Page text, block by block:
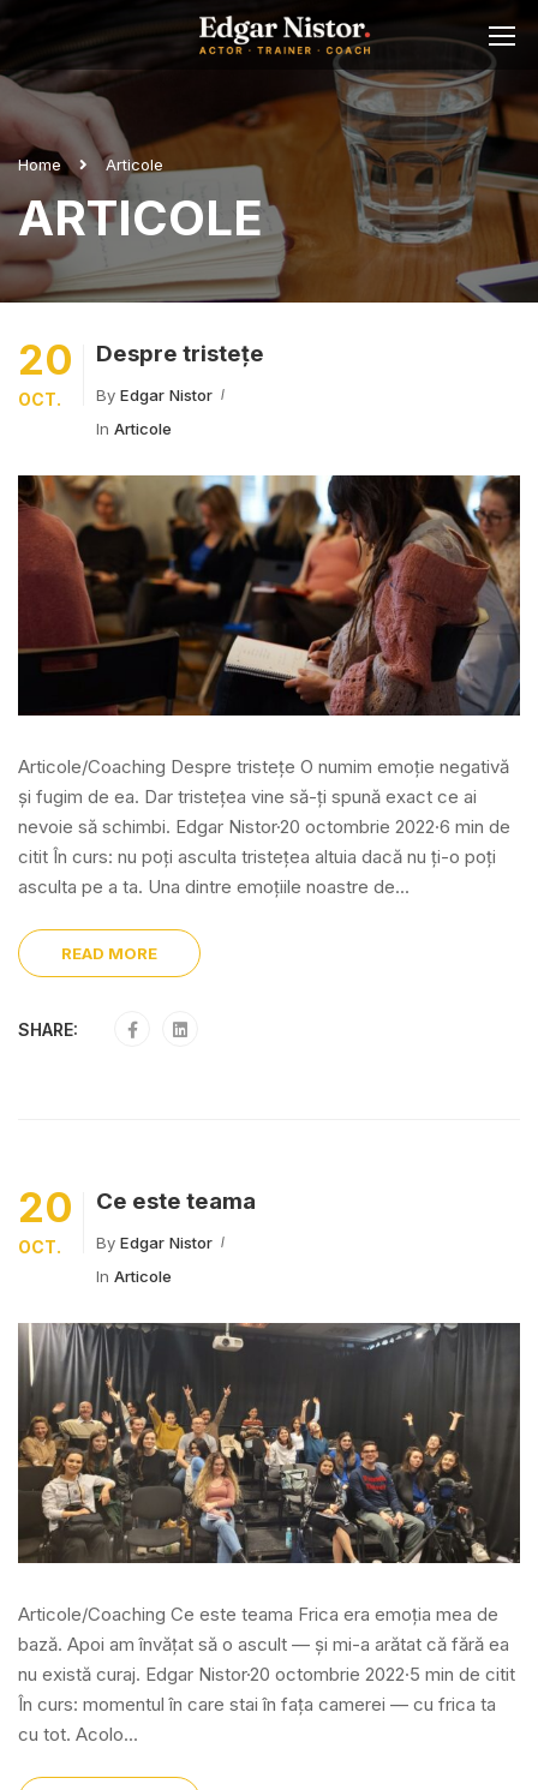
Home Articole
ARTICOLE
20
OCT.
Despre tristețe
By Edgar Nistor
In Articole
Articole/Coaching Despre tristețe O numim emoție negativă
și fugim de ea. Dar tristețea vine să-ți spună exact ce ai
nevoie să schimbi. Edgar Nistor·20 octombrie 2022·6 min de
citit În curs: nu poți asculta tristețea altuia dacă nu ți-o poți
asculta pe a ta. Una dintre emoțiile noastre de...
READ MORE
SHARE:
20
OCT.
Ce este teama
By Edgar Nistor
In Articole
Articole/Coaching Ce este teama Frica era emoția mea de
bază. Apoi am învățat să o ascult — și mi-a arătat că fără ea
nu există curaj. Edgar Nistor·20 octombrie 2022·5 min de citit
În curs: momentul în care stai în fața camerei — cu frica ta
cu tot. Acolo...